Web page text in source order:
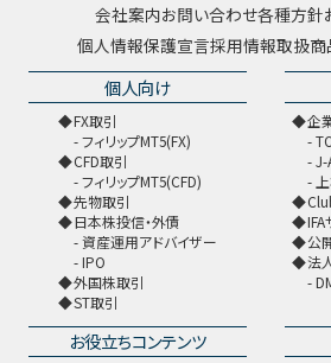
会社案内お問い合わせ各種方針
個人情報保護宣言採用情報取扱商
個人向け
FX取引
フィリップMT5(FX)
CFD取引
フィリップMT5(CFD)
先物取引
日本株投信・外債
資産運用アドバイザー
IPO
外国株取引
ST取引
企
J-
IFA
公
法
お役立ちコンテンツ